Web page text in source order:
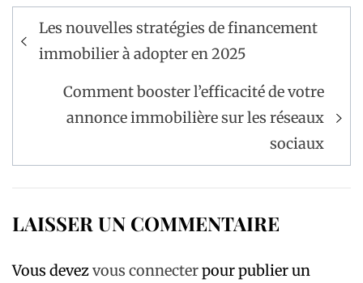
Navigation
de
Les nouvelles stratégies de financement
immobilier à adopter en 2025
Comment booster l’efficacité de votre
annonce immobilière sur les réseaux
sociaux
LAISSER UN COMMENTAIRE
Vous devezvous connecterpour publier un